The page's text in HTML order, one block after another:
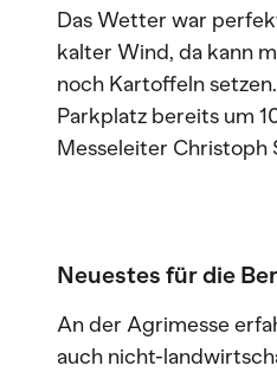
Das Wetter war
kalter Wind, da kann
noch Kartoffeln
Parkplatz bereits um
Messeleiter Christoph
Neuestes für die
An der Agrimesse
auch nicht-